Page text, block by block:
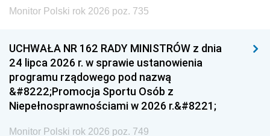
Monitor Polski rok 2026 poz. 735
UCHWAŁA NR 162 RADY MINISTRÓW z dnia
24 lipca 2026 r. w sprawie ustanowienia
programu rządowego pod nazwą
&#8222;Promocja Sportu Osób z
Niepełnosprawnościami w 2026 r.&#8221;
Monitor Polski rok 2026 poz. 749